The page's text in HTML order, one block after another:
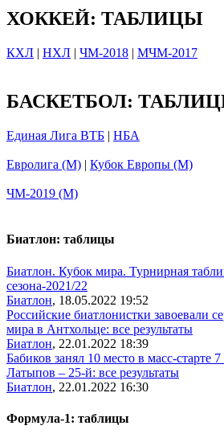
ХОККЕЙ: ТАБЛИЦЫ
КХЛ | НХЛ | ЧМ-2018 | МЧМ-2017
БАСКЕТБОЛ:
Единая Лига ВТБ | НБА
Евролига (М) | Кубок Европы (М)
ЧМ-2019 (М)
Биатлон: таблицы
Биатлон. Кубок мира. Турнирная
сезона-2021/22
Биатлон, 18.05.2022 19:52
Российские биатлонистки завоевали
мира в Антхольце: все результаты
Биатлон, 22.01.2022 18:39
Бабиков занял 10 место в масс-старте
Латыпов – 25-й: все результаты
Биатлон, 22.01.2022 16:30
Формула-1: таблицы